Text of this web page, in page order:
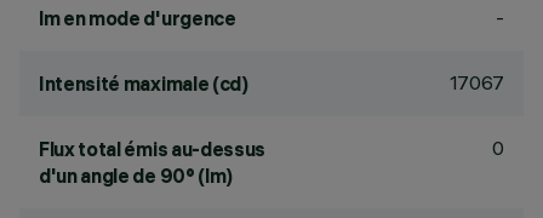
lm en mode d'urgence -
Intensité maximale (cd) 17067
Flux total émis au-dessus
d'un angle de 90° (lm)
0